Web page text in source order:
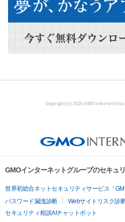
Copyright (c) 2026 GMO Internet
GMOインターネットグループのセキュ
世界初総合ネットセキュリティサービス「
パスワード漏洩診断
Webサイトリスク診
セキュリティ相談AIチャットボット